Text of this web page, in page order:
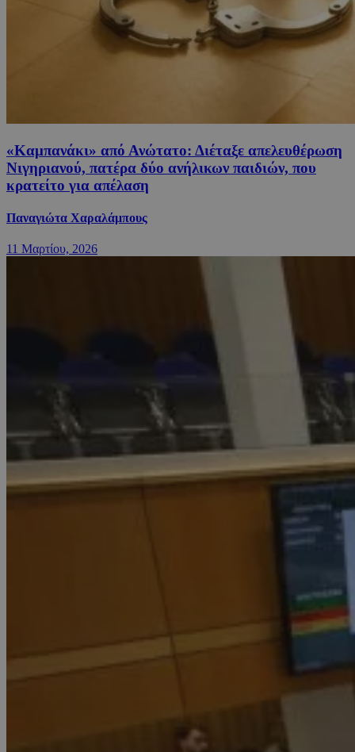
«Καμπανάκι» από Ανώτατο: Διέταξε απελευθέρωση
Νιγηριανού, πατέρα δύο ανήλικων παιδιών, που
κρατείτο για απέλαση
Παναγιώτα Χαραλάμπους
11 Μαρτίου, 2026